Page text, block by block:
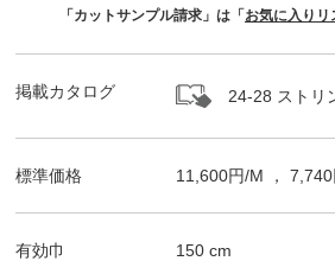
「カットサンプル請求」は「 お気に入りリ
掲載カタログ 24-28 ストリ
標準価格 11,600円/M ，7,740
有効巾 150 cm